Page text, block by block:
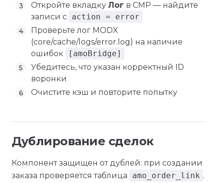
Откройте вкладку Лог в CMP — найдите
записи с action = error
Проверьте лог MODX
(core/cache/logs/error.log) на наличие
ошибок
[amoBridge]
Убедитесь, что указан корректный ID
воронки
Очистите кэш и повторите попытку
Дублирование сделок
Компонент защищен от дублей: при создании
заказа проверяется таблица
amo_order_link .